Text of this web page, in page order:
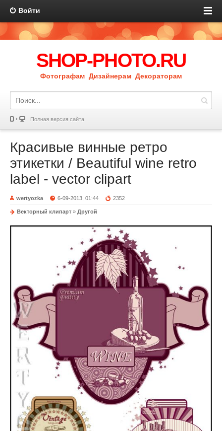
Войти
SHOP-PHOTO.RU
Фотографам Дизайнерам Декораторам
Полная версия сайта
Красивые винные ретро
этикетки / Beautiful wine retro
label - vector clipart
wertyozka 6-09-2013, 01:44 2352
Векторный клипарт » Другой